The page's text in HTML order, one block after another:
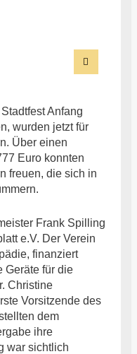
Anfang
wurden jetzt für
Über einen
Euro konnten
freuen, die sich in
Frank Spilling
e.V. Der Verein
finanziert
Geräte für die
Christine
Vorsitzende des
dem
ihre
war sichtlich